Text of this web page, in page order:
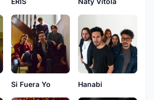
Si Fuera Yo Hanabi